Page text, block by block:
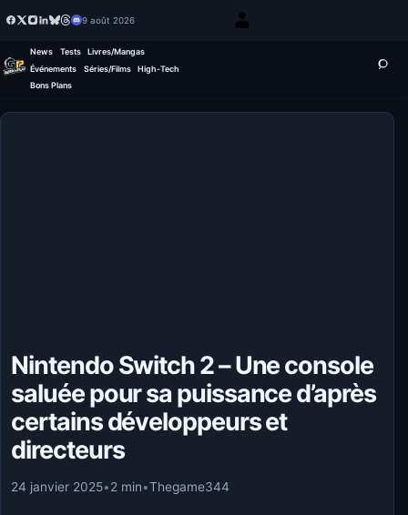
9 août 2026
News Tests
Livres/Mangas
Événements
Séries/Films
High-Tech
Bons Plans
Nintendo Switch 2 – Une console
saluée pour sa puissance d’après
certains développeurs et
directeurs
24 janvier 2025•2 min•Thegame344